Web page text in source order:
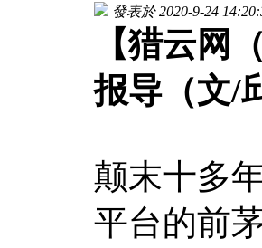
發表於 2020-9-24
【猎云网
报导（文/
颠末十多
平台的前